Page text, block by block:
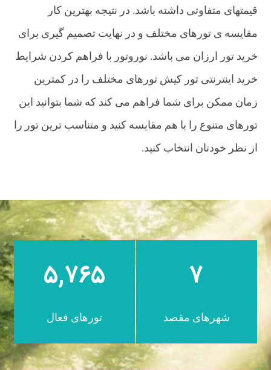
قیمتهای متفاوتی داشته باشد. در نتیجه بهترین کار
مقایسه ی تورهای مختلف و در نهایت تصمیم گیری برای
خرید تور ارزان می باشد. نوروتور با فراهم کردن شرایط
خرید اینترنتی تور کیش تورهای مختلف را در کمترین
زمان ممکن برای شما فراهم می کند که شما بتوانید این
تورهای متنوع را با هم مقایسه کنید و متناسب ترین تور را
از نظر خودتان انتخاب کنید.
۷
شهرهای مقصد
۵,۷۶۵
تورهای فعال